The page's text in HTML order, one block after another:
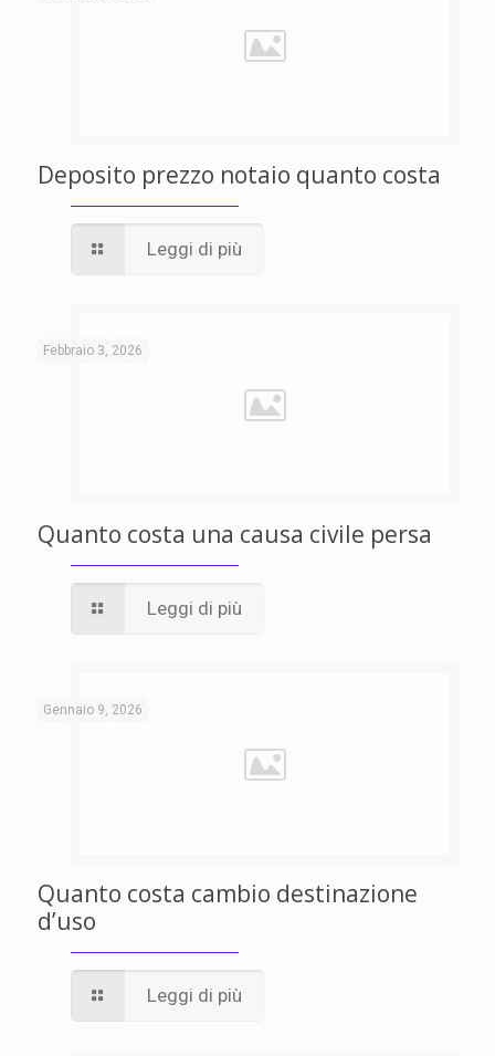
Deposito prezzo notaio quanto costa
Leggi di più
Febbraio 3, 2026
Quanto costa una causa civile persa
Leggi di più
Gennaio 9, 2026
Quanto costa cambio destinazione
d’uso
Leggi di più